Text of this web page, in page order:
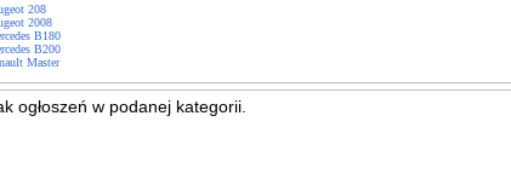
208
2008
B180
B200
Master
ogłoszeń w podanej kategorii.